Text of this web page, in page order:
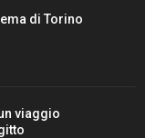
di Torino
viaggio